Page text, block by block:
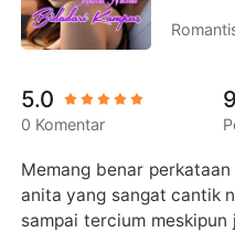
Keluar
Unduh Aplikasi
Cerita pendek
Likantrof
Cerita Pilihan
5.0
0 Komentar
Memang benar
anita yang sangat cantik
sampai tercium